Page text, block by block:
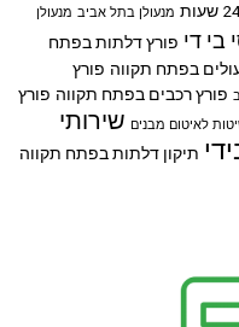
מנעולן בתל אביב מנעולן
בי די פורץ דלתות בפתח
בפתח תקווה פורץ
פורץ רכבים בפתח תקווה פורץ
לאיטום מבנים שירותי
תיקון דלתות בפתח תקווה